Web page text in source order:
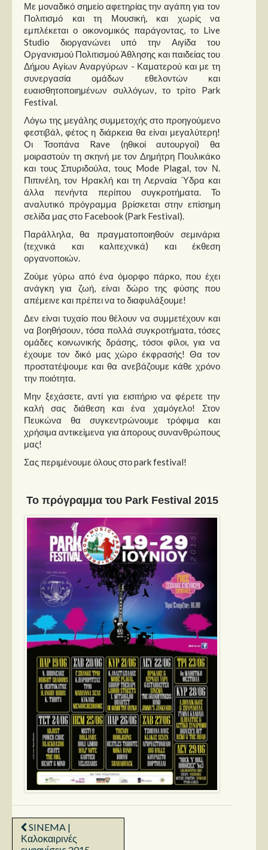
Νέα
Στήλες
Polls
Small Talk
Με μοναδικό σημείο αφετηρίας την αγάπη για τον
Πολιτισμό και τη Μουσική, και χωρίς να
εμπλέκεται ο οικονομικός παράγοντας, το Live
Studio διοργανώνει υπό την Αιγίδα του
Οργανισμού Πολιτισμού Άθλησης και παιδείας του
Δήμου Αγίων Αναργύρων - Καματερού και με τη
συνεργασία ομάδων εθελοντών και
ευαισθητοποιημένων συλλόγων, το τρίτο Park
Festival.
Λόγω της μεγάλης συμμετοχής στο προηγούμενο
φεστιβάλ, φέτος η διάρκεια θα είναι μεγαλύτερη!
Οι Τσοπάνα Rave (ηθικοί αυτουργοί) θα
μοιραστούν τη σκηνή με τον Δημήτρη Πουλικάκο
και τους Σπυριδούλα, τους Mode Plagal, τον Ν.
Πιπινέλη, τον Ηρακλή και τη Λερναία Ύδρα και
άλλα πενήντα περίπου συγκροτήματα. Το
αναλυτικό πρόγραμμα βρίσκεται στην επίσημη
σελίδα μας στο Facebook (Park Festival).
Παράλληλα, θα πραγματοποιηθούν σεμινάρια
(τεχνικά και καλιτεχνικά) και έκθεση
οργανοποιών.
Ζούμε γύρω από ένα όμορφο πάρκο, που έχει
ανάγκη για ζωή, είναι δώρο της φύσης που
απέμεινε και πρέπει να το διαφυλάξουμε!
Δεν είναι τυχαίο που θέλουν να συμμετέχουν και
να βοηθήσουν, τόσα πολλά συγκροτήματα, τόσες
ομάδες κοινωνικής δράσης, τόσοι φίλοι, για να
έχουμε τον δικό μας χώρο έκφρασής! Θα τον
προστατέψουμε και θα ανεβάζουμε κάθε χρόνο
την ποιότητα.
Μην ξεχάσετε, αντί για εισιτήριο να φέρετε την
καλή σας διάθεση και ένα χαμόγελο! Στον
Πευκώνα θα συγκεντρώνουμε τρόφιμα και
χρήσιμα αντικείμενα για άπορους συνανθρώπους
μας!
Σας περιμένουμε όλους στο park festival!
Το πρόγραμμα του Park Festival 2015
SINEMA |
Καλοκαιρινές